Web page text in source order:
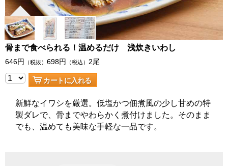
骨まで食べられる！温めるだけ 浅炊きいわし
646円 （税抜） 698円 （税込） 2尾
カートに入れる
新鮮なイワシを厳選。低塩かつ佃煮風の少し甘めの特
製ダレで、骨までやわらかく煮付けました。そのまま
でも、温めても美味な手軽な一品です。